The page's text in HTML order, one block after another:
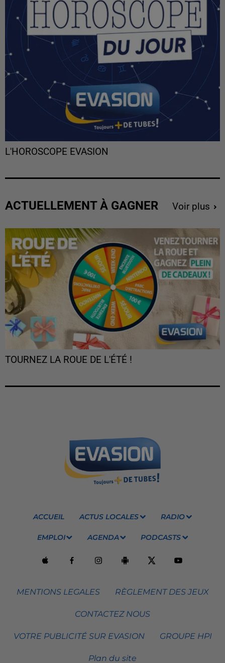
L'HOROSCOPE EVASION
ACTUELLEMENT À GAGNER Voir plus
TOURNEZ LA ROUE DE L'ÉTÉ !
ACCUEIL ACTUS LOCALES RADIO
EMPLOI AGENDA PODCASTS
MENTIONS LEGALES RÈGLEMENT DES JEUX
CONTACTEZ NOUS
VOTRE PUBLICITÉ SUR EVASION GROUPE HPI
Plan du site